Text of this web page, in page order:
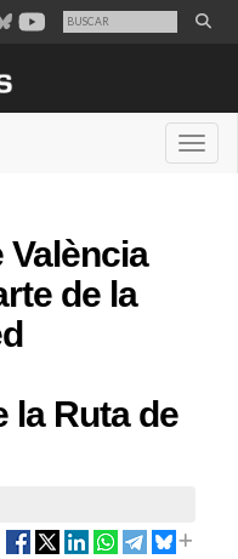
València
de la
la Ruta de